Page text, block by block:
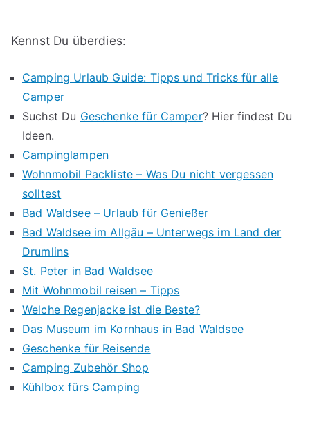
Kennst Du überdies:
Camping Urlaub Guide: Tipps und Tricks für alle
Camper
Suchst Du Geschenke für Camper? Hier findest Du
Ideen.
Campinglampen
Wohnmobil Packliste – Was Du nicht vergessen
solltest
Bad Waldsee – Urlaub für Genießer
Bad Waldsee im Allgäu – Unterwegs im Land der
Drumlins
St. Peter in Bad Waldsee
Mit Wohnmobil reisen – Tipps
Welche Regenjacke ist die Beste?
Das Museum im Kornhaus in Bad Waldsee
Geschenke für Reisende
Camping Zubehör Shop
Kühlbox fürs Camping